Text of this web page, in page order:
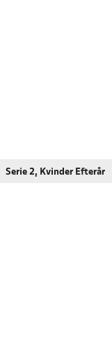
Serie 2, Kvinder Efterår